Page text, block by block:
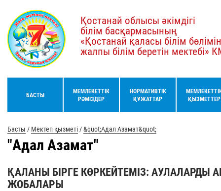
Қостанай облысы әкімдігі
білім басқармасының
«Қостанай қаласы білім
жалпы білім беретін мектебі»
БАСТЫ
МЕМЛЕКЕТТІК
РӘМІЗДЕР
НОРМАТИВТІК
ҚҰЖАТТАР
ҚЫЗМЕТТЕР
Басты / Мектеп қызметі /&quot;Адал Азамат&quot;
"Адал Азамат"
ҚАЛАНЫ БІРГЕ КӨРКЕЙТЕМІЗ: АУЛАЛАРДЫ
ЖОБАЛАРЫ